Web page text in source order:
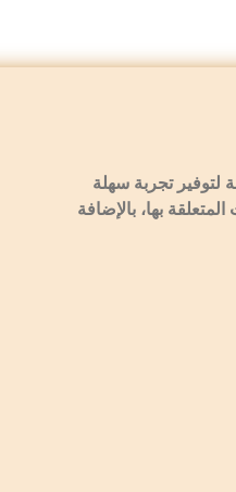
تجربة سهلة
بها، بالإضافة